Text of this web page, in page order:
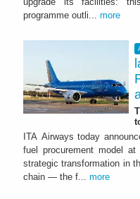
programme outli... more
ITA Airways today
fuel procurement model
strategic transformation in
chain — the f... more